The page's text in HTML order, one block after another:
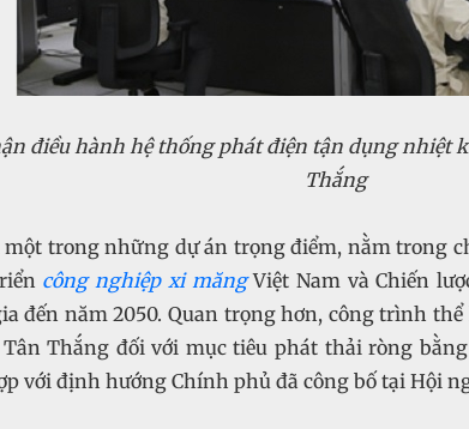
điều hành hệ thống phát điện tận dụng nhiệt
Thắng
trong những dự án trọng điểm, nằm trong
công nghiệp xi măngViệt Nam và Chiến
đến năm 2050. Quan trọng hơn, công trình
Thắng đối với mục tiêu phát thải ròng bằng
với định hướng Chính phủ đã công bố tại Hội